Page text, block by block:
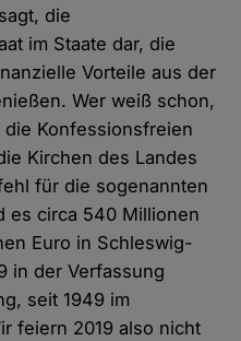
die
im Staate dar, die
Vorteile aus der
Wer weiß schon,
die Konfessionsfreien
Kirchen des Landes
für die sogenannten
es circa 540 Millionen
Euro in Schleswig-
in der Verfassung
seit 1949 im
feiern 2019 also nicht